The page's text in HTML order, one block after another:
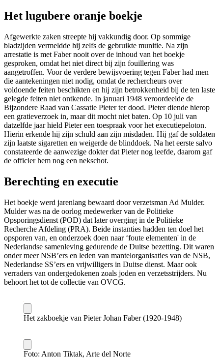
Het lugubere oranje boekje
Afgewerkte zaken streepte hij vakkundig door. Op sommige
bladzijden vermeldde hij zelfs de gebruikte munitie. Na zijn
arrestatie is met Faber nooit over de inhoud van het boekje
gesproken, omdat het niet direct bij zijn fouillering was
aangetroffen. Voor de verdere bewijsvoering tegen Faber had men
die aantekeningen niet nodig, omdat de rechercheurs over
voldoende feiten beschikten en hij zijn betrokkenheid bij de ten laste
gelegde feiten niet ontkende. In januari 1948 veroordeelde de
Bijzondere Raad van Cassatie Pieter ter dood. Pieter diende hierop
een gratieverzoek in, maar dit mocht niet baten. Op 10 juli van
datzelfde jaar hield Pieter een toespraak voor het executiepeloton.
Hierin erkende hij zijn schuld aan zijn misdaden. Hij gaf de soldaten
zijn laatste sigaretten en weigerde de blinddoek. Na het eerste salvo
constateerde de aanwezige dokter dat Pieter nog leefde, daarom gaf
de officier hem nog een nekschot.
Berechting en executie
Het boekje werd jarenlang bewaard door verzetsman Ad Mulder.
Mulder was na de oorlog medewerker van de Politieke
Opsporingsdienst (POD) dat later overging in de Politieke
Recherche Afdeling (PRA). Beide instanties hadden ten doel het
opsporen van, en onderzoek doen naar ‘foute elementen' in de
Nederlandse samenleving gedurende de Duitse bezetting. Dit waren
onder meer NSB’ers en leden van mantelorganisaties van de NSB,
Nederlandse SS’ers en vrijwilligers in Duitse dienst. Maar ook
verraders van ondergedokenen zoals joden en verzetsstrijders. Nu
behoort het tot de collectie van OVCG.
Het zakboekje van Pieter Johan Faber (1920-1948)
Foto: Anton Tiktak, Arte del Norte